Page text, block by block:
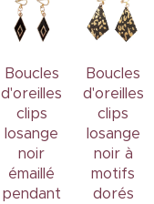
Boucles
d'oreilles
clips
losange
noir
émaillé
pendant
Boucles
d'oreilles
clips
losange
noir à
motifs
dorés